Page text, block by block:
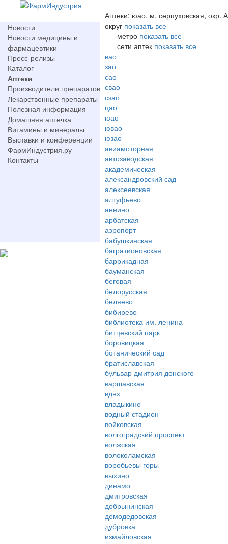
Новости
Новости медицины и
фармацевтики
Пресс-релизы
Каталог
Аптеки
Производители препаратов
Лекарственные препараты
Полезная информация
Домашняя аптечка
Витамины и минералы
Выставки и конференции
ФармИндустрия.ру
Контакты
Аптеки: юао, м. серпуховская, окр.
округ показать все
метро показать все
сети аптек показать все
вао
зао
сао
свао
сзао
цао
юао
ювао
юзао
авиамоторная
автозаводская
академическая
александровский сад
алексеевская
алтуфьево
аннино
арбатская
аэропорт
бабушкинская
багратионовская
баррикадная
бауманская
беговая
белорусская
беляево
бибирево
библиотека им. ленина
битцевский парк
боровицкая
ботанический сад
братиславская
бульвар дмитрия донского
варшавская
вднх
владыкино
водный стадион
войковская
волгоградский проспект
волжская
волоколамская
воробьевы горы
выхино
динамо
дмитровская
добрынинская
домодедовская
дубровка
измайловская